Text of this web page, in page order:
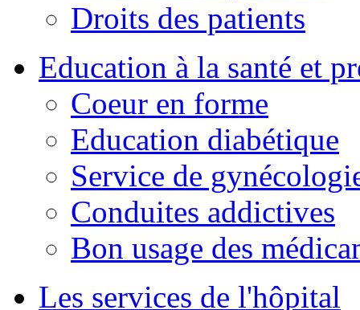
Droits des patients
Education à la santé et
Coeur en forme
Education diabétique
Service de
Conduites addictives
Bon usage des
Les services de l'hôpital